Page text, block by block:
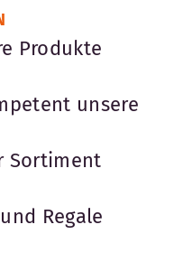
Produkte
unsere
Sortiment
Regale